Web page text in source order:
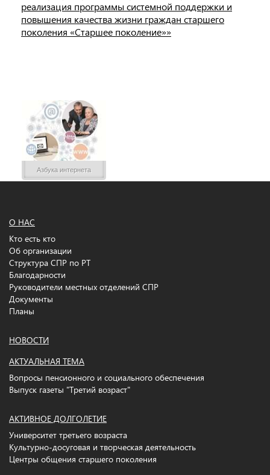
реализация программы системной поддержки и
повышения качества жизни граждан старшего
поколения «Старшее поколение»»
Азбука интернета
О НАС
Кто есть кто
Об организации
Структура СПР по РТ
Благодарности
Руководители местных отделений СПР
Документы
Планы
НОВОСТИ
АКТУАЛЬНАЯ ТЕМА
Вопросы пенсионного и социального обеспечения
Выпуск газеты "Третий возраст"
АКТИВНОЕ ДОЛГОЛЕТИЕ
Университет третьего возраста
Культурно-досуговая и творческая деятельность
Центры общения старшего поколения